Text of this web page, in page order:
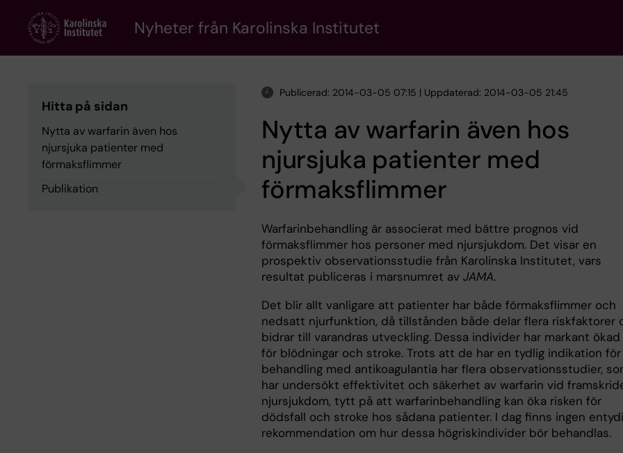
content
Nyheter från Karolinska Institutet
Hitta på sidan
Nytta av warfarin även hos
njursjuka patienter med
förmaksflimmer
Publikation
Publicerad: 2014-03-05 07:15 | Uppdaterad: 2014-03-05 21:45
Nytta av warfarin även hos
njursjuka patienter med
förmaksflimmer
Warfarinbehandling är associerat med bättre prognos vid
förmaksflimmer hos personer med njursjukdom. Det visar en
prospektiv observationsstudie från Karolinska Institutet, vars
resultat publiceras i marsnumret av JAMA.
Det blir allt vanligare att patienter har både förmaksflimmer och
nedsatt njurfunktion, då tillstånden både delar flera riskfaktorer
bidrar till varandras utveckling. Dessa individer har markant ökad
för blödningar och stroke. Trots att de har en tydlig indikation för
behandling med antikoagulantia har flera observationsstudier,
har undersökt effektivitet och säkerhet av warfarin vid
njursjukdom, tytt på att warfarinbehandling kan öka risken för
dödsfall och stroke hos sådana patienter. I dag finns ingen
rekommendation om hur dessa högriskindivider bör behandlas.